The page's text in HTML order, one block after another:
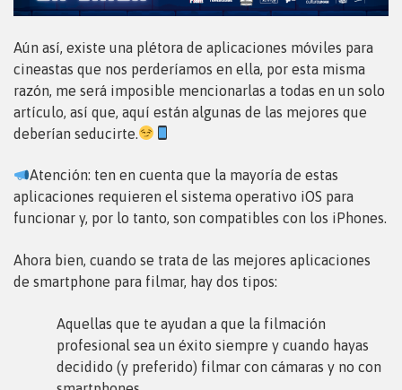
Aún así, existe una plétora de aplicaciones móviles para
cineastas que nos perderíamos en ella, por esta misma
razón, me será imposible mencionarlas a todas en un solo
artículo, así que, aquí están algunas de las mejores que
deberían seducirte.
Atención: ten en cuenta que la mayoría de estas
aplicaciones requieren el sistema operativo iOS para
funcionar y, por lo tanto, son compatibles con los iPhones.
Ahora bien, cuando se trata de las mejores aplicaciones
de smartphone para filmar, hay dos tipos:
Aquellas que te ayudan a que la filmación
profesional sea un éxito siempre y cuando hayas
decidido (y preferido) filmar con cámaras y no con